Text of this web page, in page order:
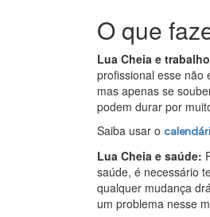
O que
Lua Cheia e
profissional esse não
mas apenas se
podem durar por
Saiba usar o
Lua Cheia e saúde:
saúde, é necessário
qualquer mudança
um problema nesse